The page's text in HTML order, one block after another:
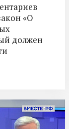
«О
должен